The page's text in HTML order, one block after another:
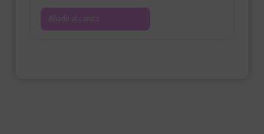
Añadir al carrito